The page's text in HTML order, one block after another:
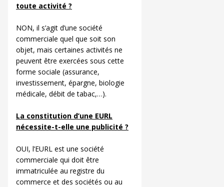
toute activité ?
NON, il s’agit d’une société
commerciale quel que soit son
objet, mais certaines activités ne
peuvent être exercées sous cette
forme sociale (assurance,
investissement, épargne, biologie
médicale, débit de tabac,…).
La constitution d’une EURL
nécessite-t-elle une publicité ?
OUI, l’EURL est une société
commerciale qui doit être
immatriculée au registre du
commerce et des sociétés ou au